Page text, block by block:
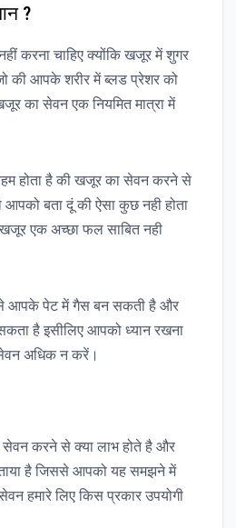
?
करना चाहिए क्योंकि खजूर में शुगर
की आपके शरीर में ब्लड प्रेशर को
का सेवन एक नियमित मात्रा में
होता है की खजूर का सेवन करने से
आपको बता दूं की ऐसा कुछ नही होता
एक अच्छा फल साबित नही
आपके पेट में गैस बन सकती है और
है इसीलिए आपको ध्यान रखना
अधिक न करें।
करने से क्या लाभ होते है और
है जिससे आपको यह समझने में
हमारे लिए किस प्रकार उपयोगी